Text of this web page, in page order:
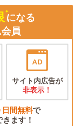
になる
員
サイト内広告が
非表示！
間無料で
ます！